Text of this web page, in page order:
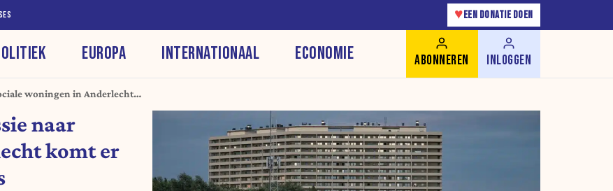
♥ EEN DONATIE DOEN
EUROPA INTERNATIONAAL ECONOMIE ABONNEREN INLOGGEN
woningen in Anderlecht
naar
komt er